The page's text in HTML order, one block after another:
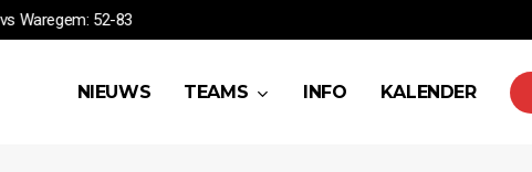
HSEA vs Waregem: 52-83
NIEUWS TEAMS INFO KALENDER